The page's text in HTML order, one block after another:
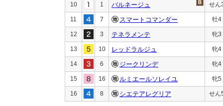
10 1 バルネージュ せん
11 7 スマートコマンダー 牡4
12 3 テネラメンテ 牝3
13 10 レッドラルジュ 牝4
14 6 ジークリンデ 牝4
15 16 ルミエールソレイユ 牝5
16 8 シエテアレグリア せん